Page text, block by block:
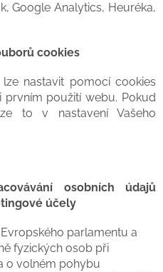
Google Analytics, Heuréka,
cookies
nastavit pomocí cookies
prvním použití webu. Pokud
to v nastavení Vašeho
osobních údajů
účely
parlamentu a
fyzických osob při
o volném pohybu